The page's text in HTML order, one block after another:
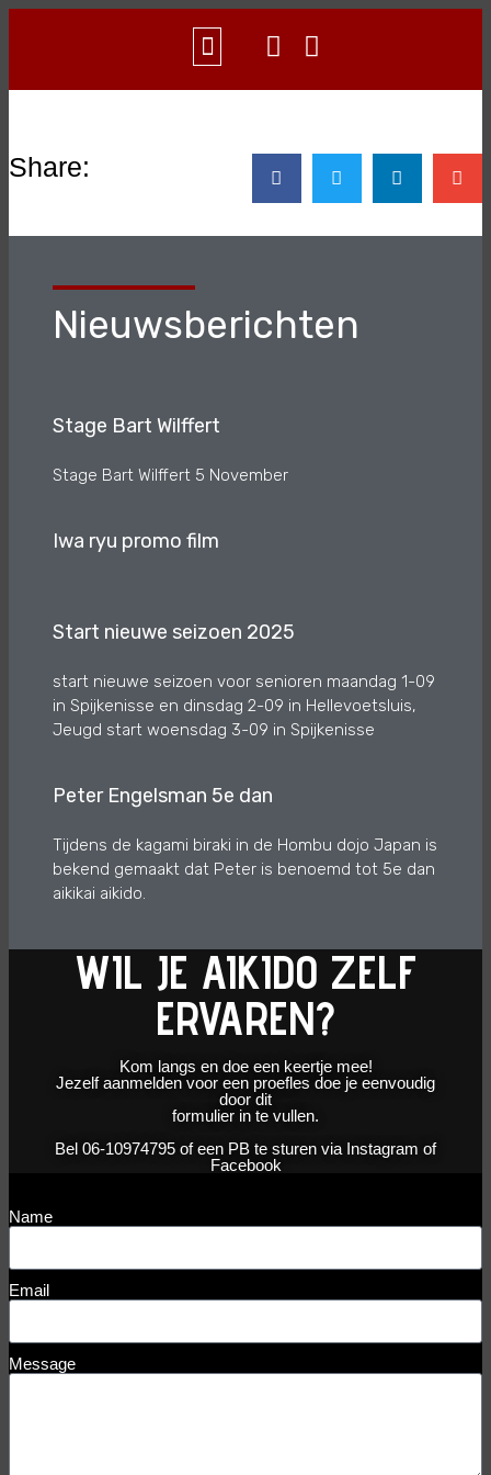
Share:
Nieuwsberichten
Stage Bart Wilffert
Stage Bart Wilffert 5 November
Iwa ryu promo film
Start nieuwe seizoen 2025
start nieuwe seizoen voor senioren maandag 1-09
in Spijkenisse en dinsdag 2-09 in Hellevoetsluis,
Jeugd start woensdag 3-09 in Spijkenisse
Peter Engelsman 5e dan
Tijdens de kagami biraki in de Hombu dojo Japan is
bekend gemaakt dat Peter is benoemd tot 5e dan
aikikai aikido.
WIL JE AIKIDO ZELF
ERVAREN?
Kom langs en doe een keertje mee!
Jezelf aanmelden voor een proefles doe je eenvoudig
door dit
formulier in te vullen.
Bel 06-10974795 of een PB te sturen via Instagram of
Facebook
Name
Email
Message